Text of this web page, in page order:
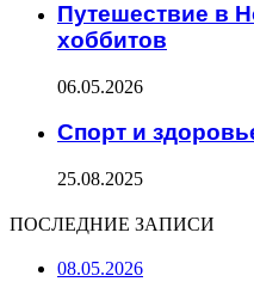
Путешествие в
хоббитов
06.05.2026
Спорт и
25.08.2025
ПОСЛЕДНИЕ ЗАПИСИ
08.05.2026